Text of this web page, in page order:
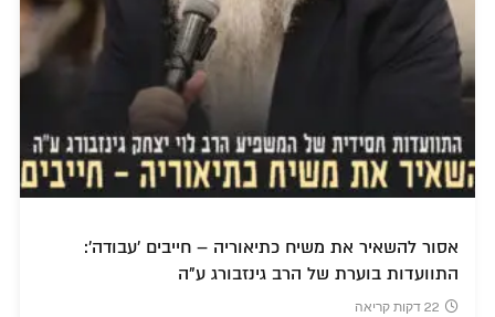
אסור להשאיר את משיח כתיאוריה – חייבים 'עבודה':
התוועדות בוערת של הרב גינזבורג ע"ה
22 דקות קריאה